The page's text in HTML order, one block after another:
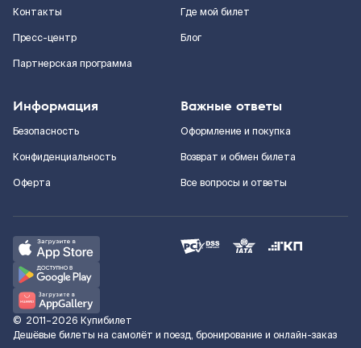
Контакты
Пресс-центр
Партнерская программа
Где мой билет
Блог
Информация
Безопасность
Конфиденциальность
Оферта
Важные ответы
Оформление и покупка
Возврат и обмен билета
Все вопросы и ответы
© 2011–2026 Купибилет
Дешёвые билеты на самолёт и поезд, бронирование и онлайн-заказ